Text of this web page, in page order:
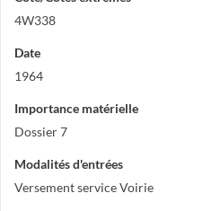
4W338
Date
1964
Importance matérielle
Dossier 7
Modalités d'entrées
Versement service Voirie